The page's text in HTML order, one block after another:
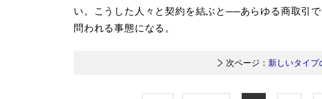
い。こうした人々と契約を結ぶと──あらゆる商取引
問われる事態になる。
次ページ： 新しいタイプ